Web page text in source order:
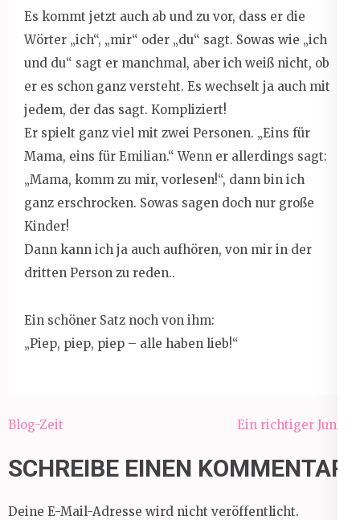
Es kommt jetzt auch ab und zu vor, dass er die
Wörter „ich“, „mir“ oder „du“ sagt. Sowas wie „ich
und du“ sagt er manchmal, aber ich weiß nicht, ob
er es schon ganz versteht. Es wechselt ja auch mit
jedem, der das sagt. Kompliziert!
Er spielt ganz viel mit zwei Personen. „Eins für
Mama, eins für Emilian.“ Wenn er allerdings sagt:
„Mama, komm zu mir, vorlesen!“, dann bin ich
ganz erschrocken. Sowas sagen doch nur große
Kinder!
Dann kann ich ja auch aufhören, von mir in der
dritten Person zu reden..
Ein schöner Satz noch von ihm:
„Piep, piep, piep – alle haben lieb!“
Beitragsnavigation
Blog-Zeit Ein richtiger Junge
SCHREIBE EINEN KOMMENTAR
Deine E-Mail-Adresse wird nicht veröffentlicht.